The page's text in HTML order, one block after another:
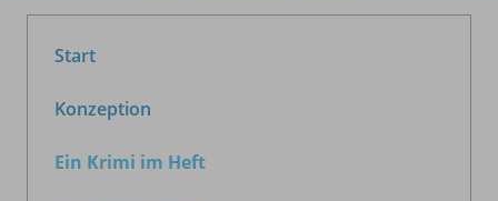
Start
Konzeption
Ein Krimi im Heft